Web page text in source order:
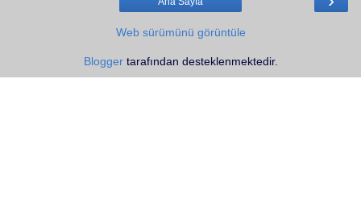
Web sürümünü görüntüle
Bloggertarafından desteklenmektedir.